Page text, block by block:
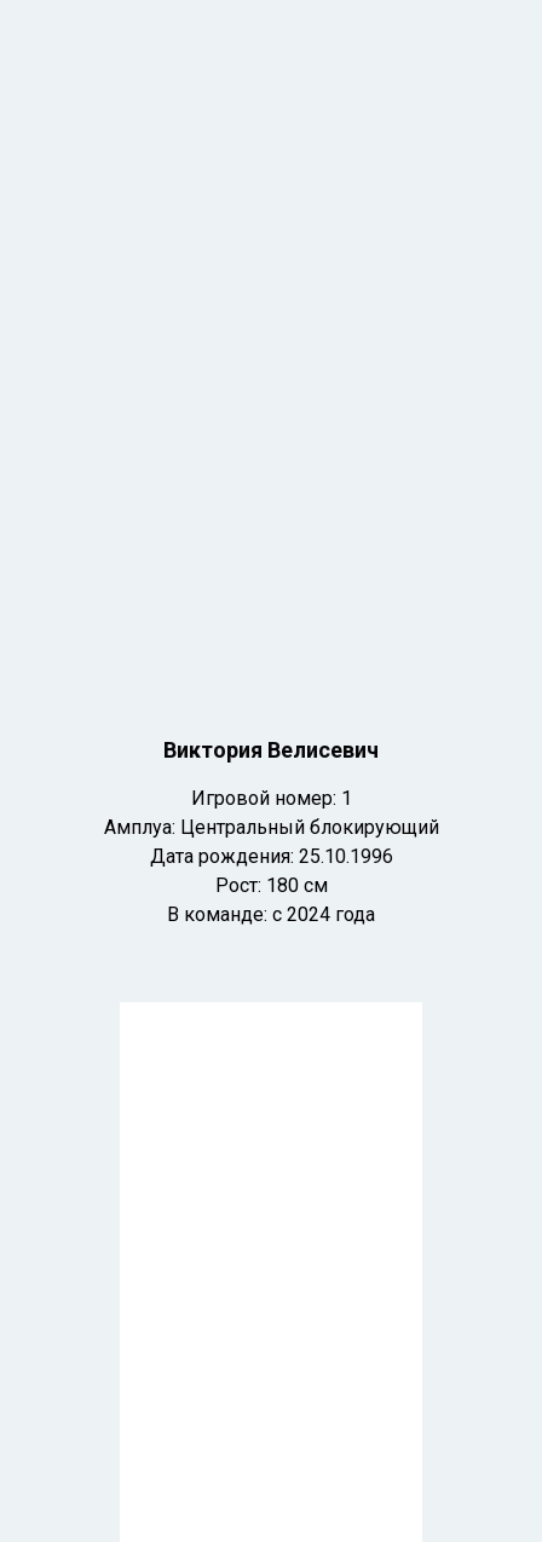
Виктория Велисевич
Игровой номер: 1
Амплуа: Центральныйблокирующий
Дата рождения: 25.10.1996
Рост: 180 см
В команде: с 2024 года